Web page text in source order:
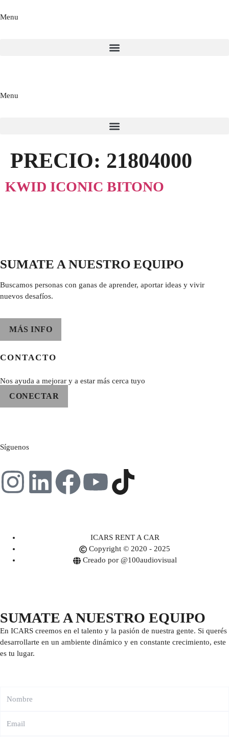
Menu
Menu
PRECIO: 21804000
KWID ICONIC BITONO
SUMATE A NUESTRO EQUIPO
Buscamos personas con ganas de aprender, aportar ideas y vivir
nuevos desafíos.
MÁS INFO
CONTACTO
Nos ayuda a mejorar y a estar más cerca tuyo
CONECTAR
Síguenos
ICARS RENT A CAR
Copyright © 2020 - 2025
Creado por @100audiovisual
SUMATE A NUESTRO EQUIPO
En ICARS creemos en el talento y la pasión de nuestra gente. Si querés
desarrollarte en un ambiente dinámico y en constante crecimiento, este
es tu lugar.